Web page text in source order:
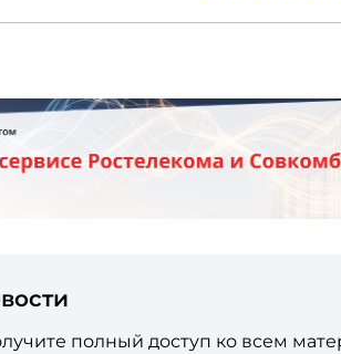
полный доступ ко всем